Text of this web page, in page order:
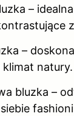
–
–
klimat natury.
bluzka –